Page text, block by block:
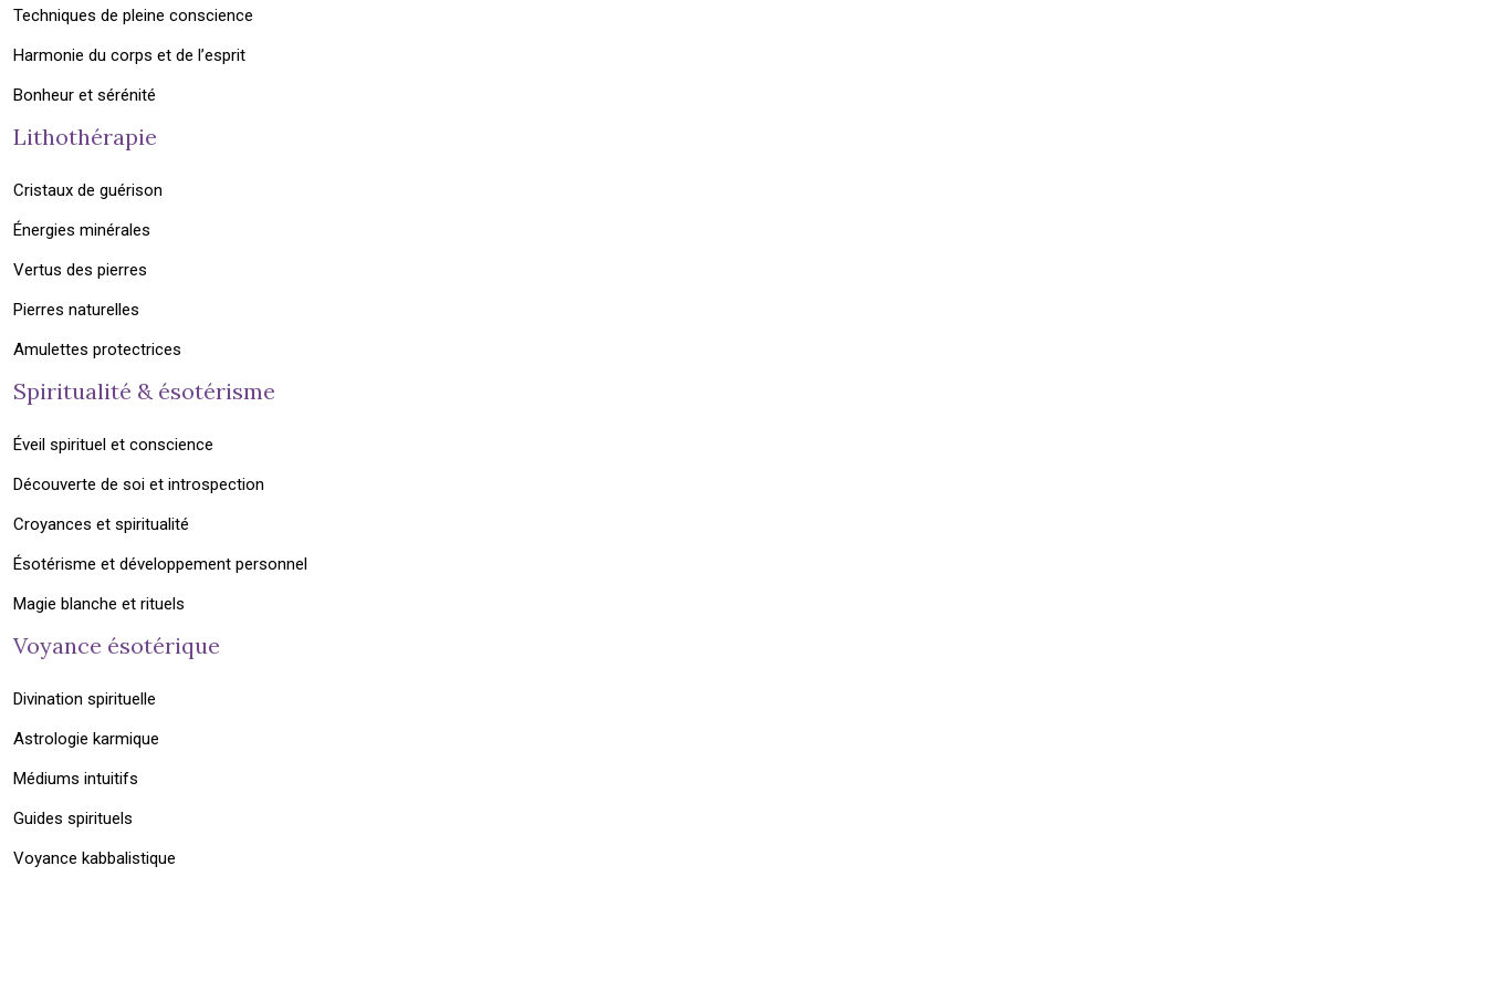
Techniques de pleine conscience
Harmonie du corps et de l’esprit
Bonheur et sérénité
Lithothérapie
Cristaux de guérison
Énergies minérales
Vertus des pierres
Pierres naturelles
Amulettes protectrices
Spiritualité & ésotérisme
Éveil spirituel et conscience
Découverte de soi et introspection
Croyances et spiritualité
Ésotérisme et développement personnel
Magie blanche et rituels
Voyance ésotérique
Divination spirituelle
Astrologie karmique
Médiums intuitifs
Guides spirituels
Voyance kabbalistique